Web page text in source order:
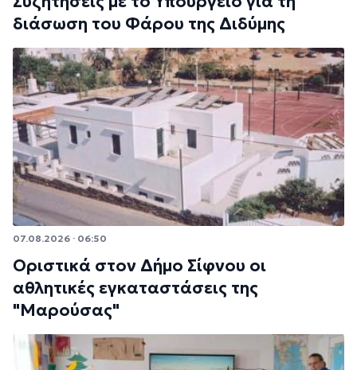
διάσωση του Φάρου της Διδύμης
07.08.2026 · 06:50
Οριστικά στον Δήμο Σίφνου οι
αθλητικές εγκαταστάσεις της
"Μαρούσας"